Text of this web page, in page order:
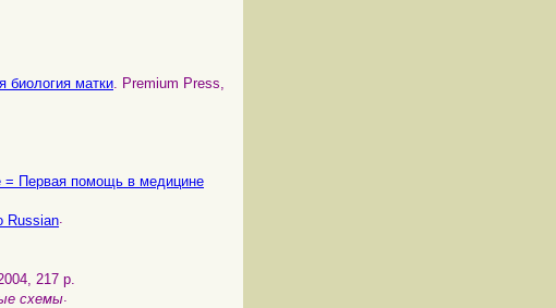
биология матки. Premium Press,
= Первая помощь в медицине
Russian.
217 p.
схемы.